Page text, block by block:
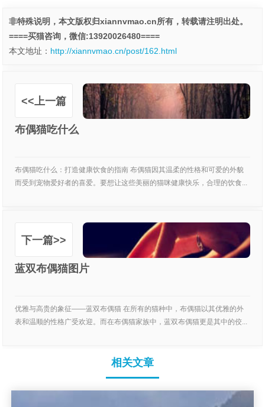
非特殊说明，本文版权归xiannvmao.cn所有，转载请注明出处。
====买猫咨询，微信:13920026480====
本文地址： http://xiannvmao.cn/post/162.html
<<上一篇
布偶猫吃什么
布偶猫吃什么：打造健康饮食的指南 布偶猫因其温柔的性格和可爱的外貌
而受到宠物爱好者的喜爱。要想让这些美丽的猫咪健康快乐，合理的饮食...
下一篇>>
蓝双布偶猫图片
优雅与高贵的象征——蓝双布偶猫 在所有的猫种中，布偶猫以其优雅的外
表和温顺的性格广受欢迎。而在布偶猫家族中，蓝双布偶猫更是其中的佼...
相关文章